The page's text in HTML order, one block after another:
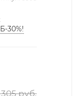
30%!
руб.